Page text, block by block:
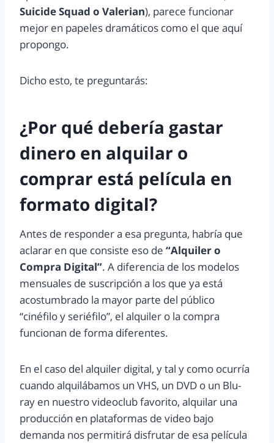
Suicide Squad o Valerian), parece funcionar
mejor en papeles dramáticos como el que aquí
propongo.
Dicho esto, te preguntarás:
¿Por qué debería gastar
dinero en alquilar o
comprar está película en
formato digital?
Antes de responder a esa pregunta, habría que
aclarar en que consiste eso de “Alquiler o
Compra Digital”. A diferencia de los modelos
mensuales de suscripción a los que ya está
acostumbrado la mayor parte del público
“cinéfilo y seriéfilo”, el alquiler o la compra
funcionan de forma diferentes.
En el caso del alquiler digital, y tal y como ocurría
cuando alquilábamos un VHS, un DVD o un Blu-
ray en nuestro videoclub favorito, alquilar una
producción en plataformas de video bajo
demanda nos permitirá disfrutar de esa película